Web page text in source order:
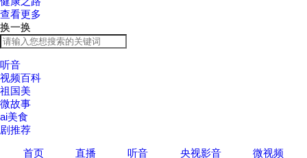
查看更多
换一换
听音
视频百科
祖国美
微故事
ai美食
剧推荐
首页
直播 听音 央视影音 微视频